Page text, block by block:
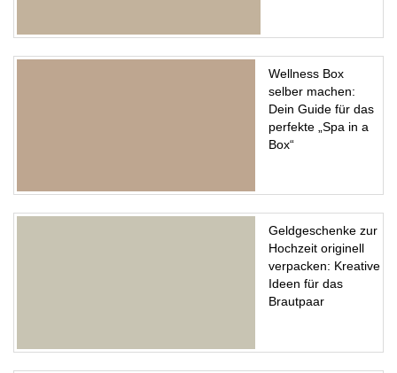
Wellness Box
selber machen:
Dein Guide für das
perfekte „Spa in a
Box“
Geldgeschenke zur
Hochzeit originell
verpacken: Kreative
Ideen für das
Brautpaar